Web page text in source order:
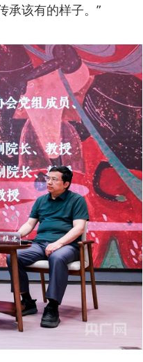
承该有的样子。”